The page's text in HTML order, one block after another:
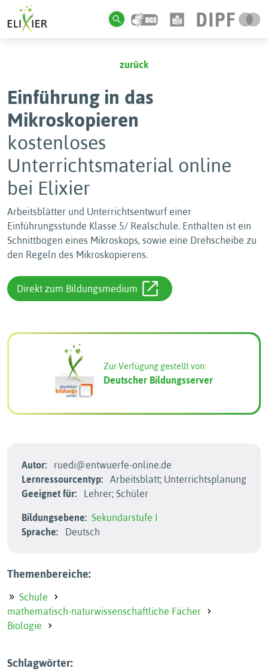
zurück
Einführung in das
Mikroskopieren
kostenloses
Unterrichtsmaterial online
bei Elixier
Arbeitsblätter und Unterrichtsentwurf einer
Einführungsstunde Klasse 5/ Realschule. Enthalten ist ein
Schnittbogen eines Mikroskops, sowie eine Drehscheibe zu
den Regeln des Mikroskopierens.
Direkt zum Bildungsmedium
Zur Verfügung gestellt von:
Deutscher Bildungsserver
Autor:
ruedi@entwuerfe-online.de
Lernressourcentyp:
Arbeitsblatt; Unterrichtsplanung
Geeignet für:
Lehrer; Schüler
Bildungsebene: Sekundarstufe I
Sprache:
Deutsch
Themenbereiche:
Schule
mathematisch-naturwissenschaftliche Fächer
Biologie
Schlagwörter: